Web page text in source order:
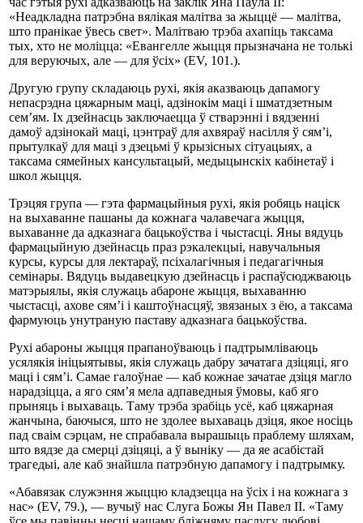
«Неадкладна патрэбна вялікая малітва за жыццё — малітва,
што пранікае ўвесь свет». Малітваю трэба ахапіць таксама
тых, хто не моліцца: «Евангелле жыцця прызначана не толькі
для веруючых, але — для ўсіх» (EV, 101.).
Другую групу складаюць рухі, якія аказваюць дапамогу
непасрэдна цяжарным маці, адзінокім маці і шматдзетным
сем’ям. Іх дзейнасць заключаецца ў стварэнні і вядзенні
дамоў адзінокай маці, цэнтраў для ахвяраў насілля ў сям’і,
прытулкаў для маці з дзецьмі ў крызісных сітуацыях, а
таксама сямейных кансультацый, медыцынскіх кабінетаў і
школ жыцця.
Трэцяя група — гэта фармацыйныя рухі, якія робяць націск
на выхаванне пашаны да кожнага чалавечага жыцця,
выхаванне да адказнага бацькоўства і чыстасці. Яны вядуць
фармацыйную дзейнасць праз рэкалекцыі, навучальныя
курсы, курсы для лектараў, псіхалагічныя і педагагічныя
семінары. Вядуць выдавецкую дзейнасць і распаўсюджваюць
матэрыялы, якія служаць абароне жыцця, выхаванню
чыстасці, ахове сям’і і каштоўнасцяў, звязаных з ёю, а таксама
фармуюць унутраную паставу адказнага бацькоўства.
Рухі абароны жыцця прапаноўваюць і падтрымліваюць
усялякія ініцыятывы, якія служаць дабру зачатага дзіцяці, яго
маці і сям’і. Самае галоўнае — каб кожнае зачатае дзіця магло
нарадзіцца, а яго сям’я мела адпаведныя ўмовы, каб яго
прыняць і выхаваць. Таму трэба зрабіць усё, каб цяжарная
жанчына, баючыся, што не здолее выхаваць дзіця, якое носіць
пад сваім сэрцам, не спрабавала вырашыць праблему шляхам,
што вядзе да смерці дзіцяці, а ў выніку — да яе асабістай
трагедыі, але каб знайшла патрэбную дапамогу і падтрымку.
«Абавязак служэння жыццю кладзецца на ўсіх і на кожнага з
нас» (EV, 79.), — вучыў нас Слуга Божы Ян Павел ІІ. «Таму